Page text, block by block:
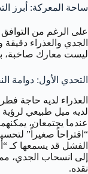
ساحة المعركة: أبرز
على الرغم من التوافق
الجدي والعذراء دقيقة
ليست معارك صاخبة،
التحدي الأول: دوامة
العذراء لديه حاجة
لديه ميل طبيعي لرؤية
عندما يجتمعان،
“اقتراحاً صغيراً”
الفشل قد يسمعها كـ
إلى انسحاب الجدي،
نقده.